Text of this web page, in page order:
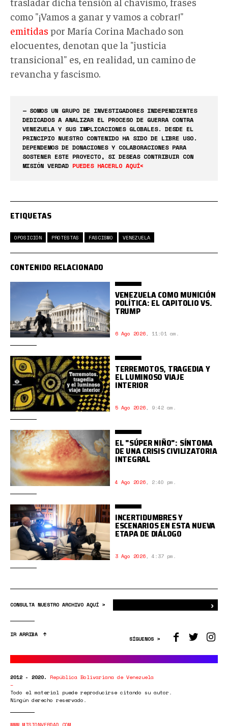
como "¡Vamos a ganar y vamos a cobrar!"
emitidas por María Corina Machado son
elocuentes, denotan que la "justicia
transicional" es, en realidad, un camino de
revancha y fascismo.
— SOMOS UN GRUPO DE INVESTIGADORES INDEPENDIENTES
DEDICADOS A ANALIZAR EL PROCESO DE GUERRA CONTRA
VENEZUELA Y SUS IMPLICACIONES GLOBALES. DESDE EL
PRINCIPIO NUESTRO CONTENIDO HA SIDO DE LIBRE USO.
DEPENDEMOS DE DONACIONES Y COLABORACIONES PARA
SOSTENER ESTE PROYECTO, SI DESEAS CONTRIBUIR CON
MISIÓN VERDAD PUEDES HACERLO AQUÍ<
ETIQUETAS
OPOSICIÓN PROTESTAS FASCISMO VENEZUELA
CONTENIDO RELACIONADO
VENEZUELA COMO MUNICIÓN
POLÍTICA: EL CAPITOLIO VS.
TRUMP
6 Ago 2026, 11:01 am.
TERREMOTOS, TRAGEDIA Y
EL LUMINOSO VIAJE
INTERIOR
5 Ago 2026, 9:42 am.
EL "SÚPER NIÑO": SÍNTOMA
DE UNA CRISIS CIVILIZATORIA
INTEGRAL
4 Ago 2026, 2:40 pm.
INCERTIDUMBRES Y
ESCENARIOS EN ESTA NUEVA
ETAPA DE DIÁLOGO
3 Ago 2026, 4:37 pm.
CONSULTA NUESTRO ARCHIVO AQUÍ > ›
IR ARRIBA
SÍGUENOS >
2012 - 2020. República Bolivariana de Venezuela
Todo el material puede reproducirse citando su autor.
Ningún derecho reservado.